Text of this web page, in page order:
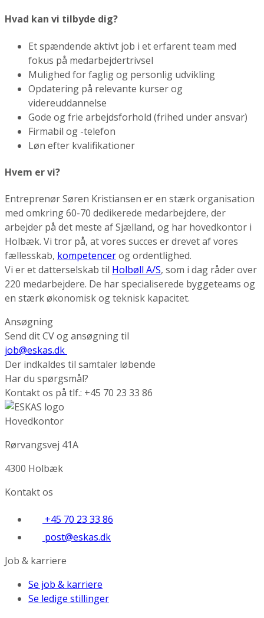
Hvad kan vi tilbyde dig?
Et spændende aktivt job i et erfarent team med
fokus på medarbejdertrivsel
Mulighed for faglig og personlig udvikling
Opdatering på relevante kurser og
videreuddannelse
Gode og frie arbejdsforhold (frihed under ansvar)
Firmabil og -telefon
Løn efter kvalifikationer
Hvem er vi?
Entreprenør Søren Kristiansen er en stærk organisation
med omkring 60-70 dedikerede medarbejdere, der
arbejder på det meste af Sjælland, og har hovedkontor i
Holbæk. Vi tror på, at vores succes er drevet af vores
fællesskab, kompetencerog ordentlighed.
Vi er et datterselskab til Holbøll A/S, som i dag råder over
220 medarbejdere. De har specialiserede byggeteams og
en stærk økonomisk og teknisk kapacitet.
Ansøgning
Send dit CV og ansøgning til
job@eskas.dk
Der indkaldes til samtaler løbende
Har du spørgsmål?
Kontakt os på tlf.: +45 70 23 33 86
Hovedkontor
Rørvangsvej 41A
4300 Holbæk
Kontakt os
+45 70 23 33 86
post@eskas.dk
Job & karriere
Se job & karriere
Se ledige stillinger